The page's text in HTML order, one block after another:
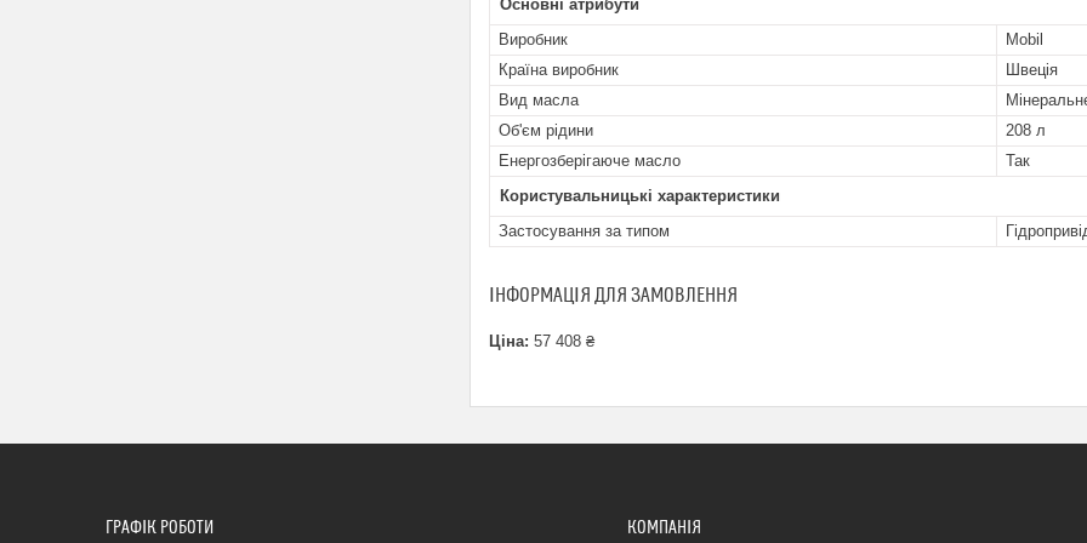
Основні атрибути
Виробник
Mobil
Країна виробник
Швеція
Вид масла
Об'єм рідини
208 л
Енергозберігаюче масло
Так
Користувальницькі характеристики
Застосування за типом
ІНФОРМАЦІЯ ДЛЯ ЗАМОВЛЕННЯ
Ціна: 57 408 ₴
ГРАФІК РОБОТИ